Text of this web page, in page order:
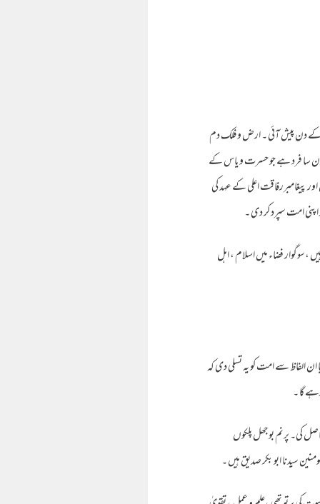
وفات کے دن پیش آئی ۔ ارض و فلک دم
کون سا فرد ہے جو حسرت و یاس کے
پیغامبررفاقت اعلی کے عہد کی
امت سپرد کر دی ۔
فضاء میں اسلام ، اہل
الفاظ سے امت کو یہ تسلی دی کہ
گا ۔
کی۔ پرنم بوجھل پلکوں
سیدنا ابو بکر صدیق ہیں ۔